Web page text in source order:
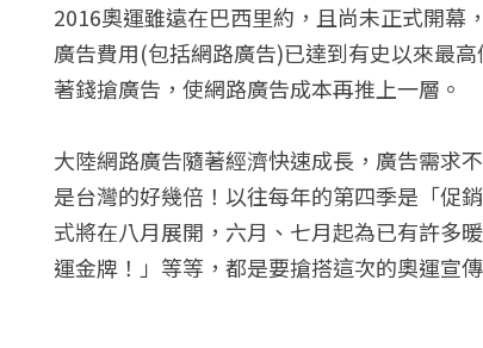
2016奧運雖遠在巴西里約，且尚未正式開幕
廣告費用(包括網路廣告)已達到有史以來最
著錢搶廣告，使網路廣告成本再推上一層。
大陸網路廣告隨著經濟快速成長，廣告需求
是台灣的好幾倍！以往每年的第四季是「促
式將在八月展開，六月、七月起為已有許多
運金牌！」等等，都是要搶搭這次的奧運宣傳